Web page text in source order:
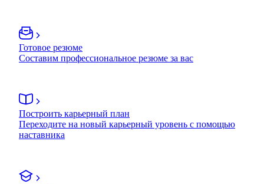
Готовое резюме
Составим профессиональное резюме за вас
Построить карьерный план
Переходите на новый карьерный уровень с помощью
наставника